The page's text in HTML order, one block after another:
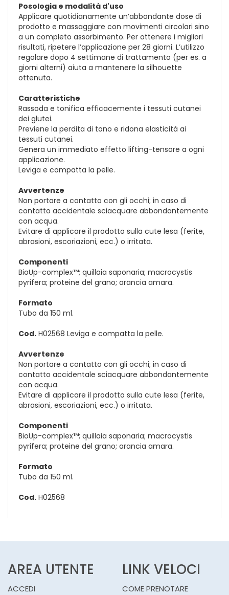
Posologia e modalità d'uso
Applicare quotidianamente un’abbondante dose di
prodotto e massaggiare con movimenti circolari sino
a un completo assorbimento. Per ottenere i migliori
risultati, ripetere l’applicazione per 28 giorni. L’utilizzo
regolare dopo 4 settimane di trattamento (per es. a
giorni alterni) aiuta a mantenere la silhouette
ottenuta.
Caratteristiche
Rassoda e tonifica efficacemente i tessuti cutanei
dei glutei.
Previene la perdita di tono e ridona elasticità ai
tessuti cutanei.
Genera un immediato effetto lifting-tensore a ogni
applicazione.
Leviga e compatta la pelle.
Avvertenze
Non portare a contatto con gli occhi; in caso di
contatto accidentale sciacquare abbondantemente
con acqua.
Evitare di applicare il prodotto sulla cute lesa (ferite,
abrasioni, escoriazioni, ecc.) o irritata.
Componenti
BioUp-complex™; quillaia saponaria; macrocystis
pyrifera; proteine del grano; arancia amara.
Formato
Tubo da 150 ml.
Cod. H02568 Leviga e compatta la pelle.
Avvertenze
Non portare a contatto con gli occhi; in caso di
contatto accidentale sciacquare abbondantemente
con acqua.
Evitare di applicare il prodotto sulla cute lesa (ferite,
abrasioni, escoriazioni, ecc.) o irritata.
Componenti
BioUp-complex™; quillaia saponaria; macrocystis
pyrifera; proteine del grano; arancia amara.
Formato
Tubo da 150 ml.
Cod. H02568
AREA UTENTE
ACCEDI
LINK VELOCI
COME PRENOTARE